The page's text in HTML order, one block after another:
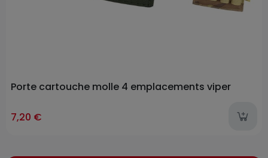
Porte cartouche molle 4 emplacements viper
7,20 €